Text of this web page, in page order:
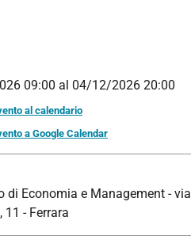
09:00 al 04/12/2026 20:00
al calendario
a Google Calendar
di Economia e Management - via
- Ferrara